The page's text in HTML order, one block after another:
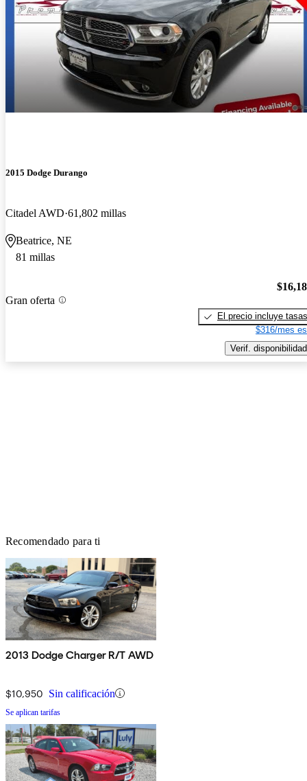
2015 Dodge Durango
Citadel AWD 61,802 millas
Beatrice, NE
81 millas
Gran oferta
El precio incluye tasas
$316/mes
Verif. disponibilidad
Recomendado para ti
2013 Dodge Charger R/T AWD
$10,950 Sin calificación
Se aplican tarifas